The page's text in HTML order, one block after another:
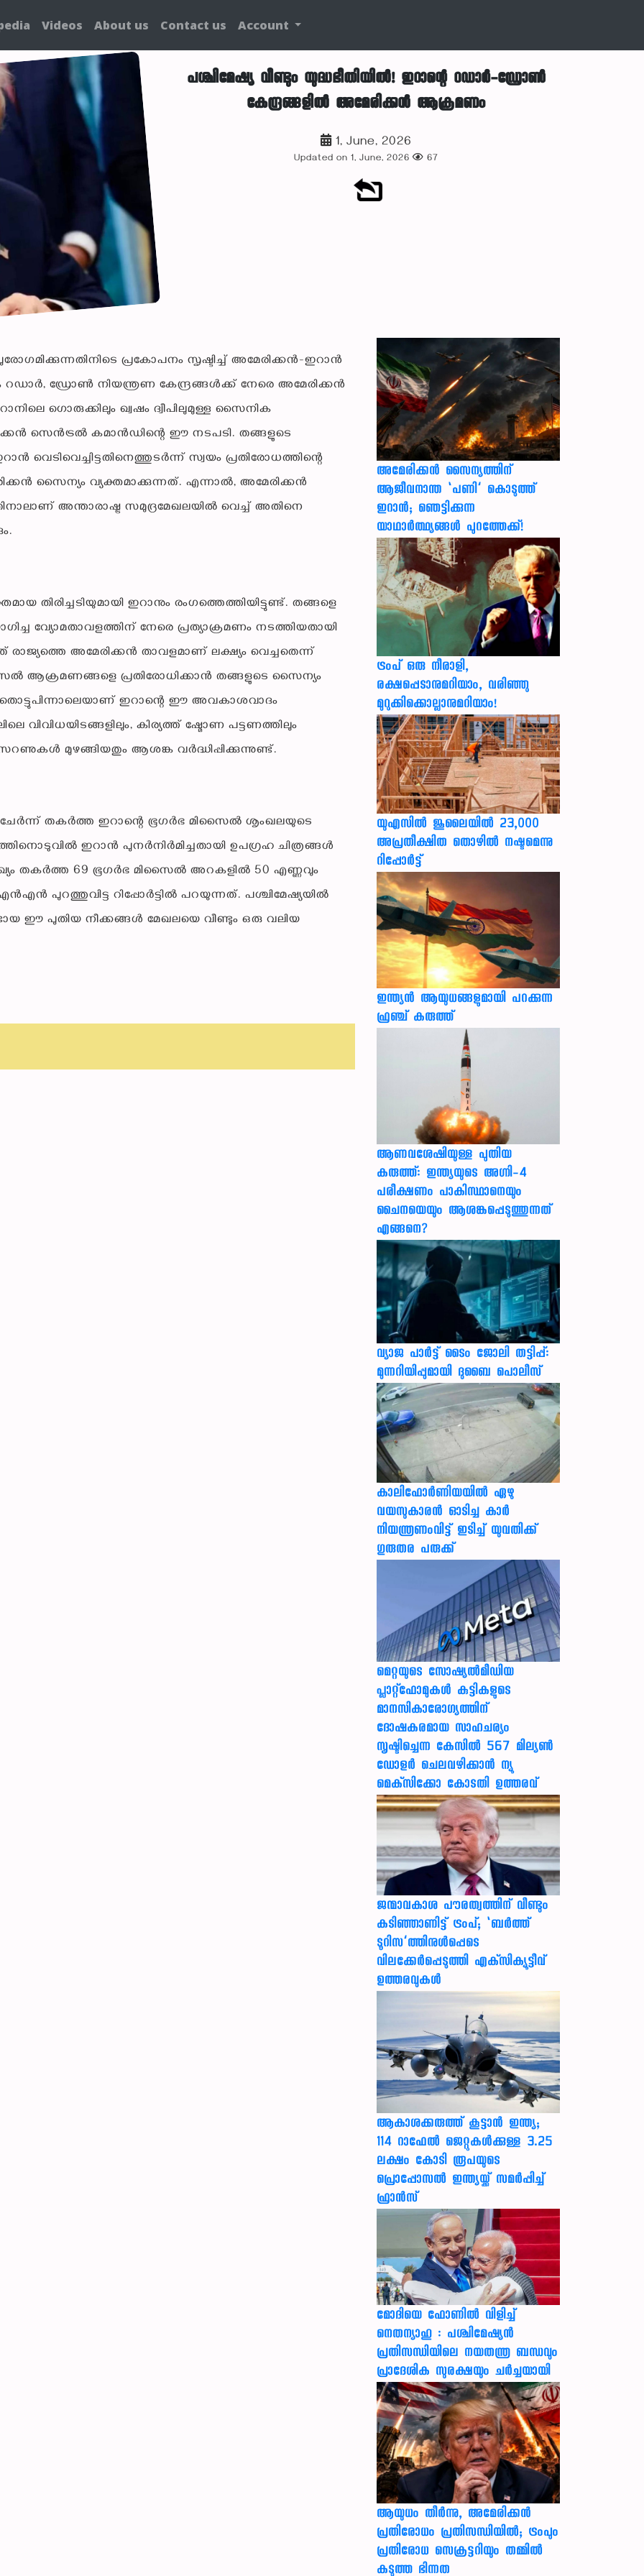
Videos About us Contact us Account
പശ്ചിമേഷ്യ വീണ്ടും യുദ്ധഭീതിയിൽ! ഇറാന്റെ റഡാർ-ഡ്രോൺ
കേന്ദ്രങ്ങളിൽ അമേരിക്കൻ ആക്രമണം
1, June, 2026
Updated on 1, June, 2026 67
പ്രകോപനം സൃഷ്ടിച്ച് അമേരിക്കൻ-ഇറാൻ
ഡ്രോൺ നിയന്ത്രണ കേന്ദ്രങ്ങൾക്ക് നേരെ അമേരിക്കൻ
ഗൊരുക്കിലും ഖ്വഷം ദ്വീപിലുമുള്ള സൈനിക
സെൻട്രൽ കമാൻഡിന്റെ ഈ നടപടി. തങ്ങളുടെ
വെടിവെച്ചിട്ടതിനെത്തുടർന്ന് സ്വയം പ്രതിരോധത്തിന്റെ
സൈന്യം വ്യക്തമാക്കുന്നത്. എന്നാൽ, അമേരിക്കൻ
അന്താരാഷ്ട്ര സമുദ്രമേഖലയിൽ വെച്ച് അതിനെ
തിരിച്ചടിയുമായി ഇറാനും രംഗത്തെത്തിയിട്ടുണ്ട്. തങ്ങളെ
വ്യോമതാവളത്തിന് നേരെ പ്രത്യാക്രമണം നടത്തിയതായി
അമേരിക്കൻ താവളമാണ് ലക്ഷ്യം വെച്ചതെന്ന്
ആക്രമണങ്ങളെ പ്രതിരോധിക്കാൻ തങ്ങളുടെ സൈന്യം
ഇറാന്റെ ഈ അവകാശവാദം
വിവിധയിടങ്ങളിലും, കിര്യത്ത് ഷ്മോണ പട്ടണത്തിലും
മുഴങ്ങിയതും ആശങ്ക വർദ്ധിപ്പിക്കുന്നുണ്ട്.
ചേർന്ന് തകർത്ത ഇറാന്റെ ഭൂഗർഭ മിസൈൽ ശൃംഖലയുടെ
ഇറാൻ പുനർനിർമിച്ചതായി ഉപഗ്രഹ ചിത്രങ്ങൾ
തകർത്ത 69 ഭൂഗർഭ മിസൈൽ അറകളിൽ 50 എണ്ണവും
പുറത്തുവിട്ട റിപ്പോർട്ടിൽ പറയുന്നത്. പശ്ചിമേഷ്യയിൽ
ഈ പുതിയ നീക്കങ്ങൾ മേഖലയെ വീണ്ടും ഒരു വലിയ
അമേരിക്കൻ സൈന്യത്തിന്
ആജീവനാന്ത ‘പണി’ കൊടുത്ത്
ഇറാൻ; ഞെട്ടിക്കുന്ന
യാഥാർത്ഥ്യങ്ങൾ പുറത്തേക്ക്!
ട്രംപ് ഒരു നീരാളി,
രക്ഷപ്പെടാനുമറിയാം, വരിഞ്ഞു
മുറുക്കിക്കൊല്ലാനുമറിയാം!
യുഎസില്‍ ജൂലൈയില്‍ 23,000
അപ്രതീക്ഷിത തൊഴില്‍ നഷ്ടമെന്നു
റിപ്പോര്‍ട്ട്
ഇന്ത്യൻ ആയുധങ്ങളുമായി പറക്കുന്ന
ഫ്രഞ്ച് കരുത്ത്
ആണവശേഷിയുള്ള പുതിയ
കരുത്ത്: ഇന്ത്യയുടെ അഗ്നി-4
പരീക്ഷണം പാകിസ്ഥാനെയും
ചൈനയെയും ആശങ്കപ്പെടുത്തുന്നത്
എങ്ങനെ?
വ്യാജ പാർട്ട് ടൈം ജോലി തട്ടിപ്പ്:
മുന്നറിയിപ്പുമായി ദുബൈ പൊലീസ്
കാലിഫോര്‍ണിയയില്‍ ഏഴു
വയസുകാരന്‍ ഓടിച്ച കാര്‍
നിയന്ത്രണംവിട്ട് ഇടിച്ച് യുവതിക്ക്
ഗുരുതര പരുക്ക്
മെറ്റയുടെ സോഷ്യല്‍മീഡിയ
പ്ലാറ്റ്‌ഫോമുകള്‍ കുട്ടികളുടെ
മാനസികാരോഗ്യത്തിന്
ദോഷകരമായ സാഹചര്യം
സൃഷ്ടിച്ചെന്ന കേസില്‍ 567 മില്യണ്‍
ഡോളര്‍ ചെലവഴിക്കാന്‍ ന്യൂ
മെക്‌സിക്കോ കോടതി ഉത്തരവ്
ജന്മാവകാശ പൗരത്വത്തിന് വീണ്ടും
കടിഞ്ഞാണിട്ട് ട്രംപ്; ‘ബര്‍ത്ത്
ടൂറിസ’ത്തിനുള്‍പ്പെടെ
വിലക്കേര്‍പ്പെടുത്തി എക്‌സിക്യൂട്ടീവ്
ഉത്തരവുകള്‍
ആകാശക്കരുത്ത് കൂട്ടാൻ ഇന്ത്യ;
114 റാഫേൽ ജെറ്റുകൾക്കുള്ള 3.25
ലക്ഷം കോടി രൂപയുടെ
പ്രൊപ്പോസൽ ഇന്ത്യയ്ക്ക് സമർപ്പിച്ച്
ഫ്രാൻസ്
മോദിയെ ഫോണിൽ വിളിച്ച്
നെതന്യാഹു : പശ്ചിമേഷ്യൻ
പ്രതിസന്ധിയിലെ നയതന്ത്ര ബന്ധവും
പ്രാദേശിക സുരക്ഷയും ചർച്ചയായി
ആയുധം തീർന്നു, അമേരിക്കൻ
പ്രതിരോധം പ്രതിസന്ധിയിൽ; ട്രംപും
പ്രതിരോധ സെക്രട്ടറിയും തമ്മിൽ
കടുത്ത ഭിന്നത